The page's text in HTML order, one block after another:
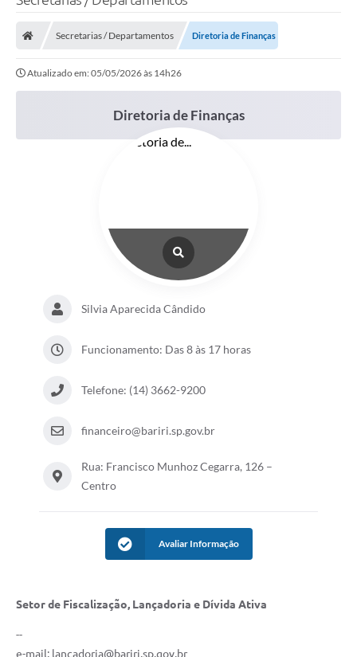
Secretarias / Departamentos Diretoria de Finanças
Atualizado em: 05/05/2026 às 14h26
Diretoria de Finanças
Silvia Aparecida Cândido
Funcionamento: Das 8 às 17 horas
Telefone: (14) 3662-9200
financeiro@bariri.sp.gov.br
Rua: Francisco Munhoz Cegarra, 126 –
Centro
Avaliar Informação
Setor de Fiscalização, Lançadoria e Dívida Ativa
--
e-mail: lancadoria@bariri.sp.gov.br